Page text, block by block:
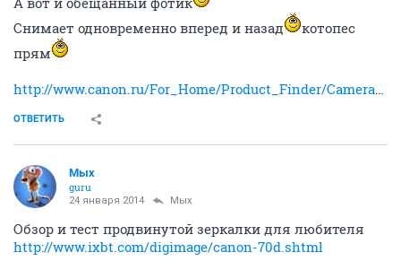
Снимает одновременно вперед и назад
котопес
прям
http://www.canon.ru/For_Home/Product_Finder/Cameras/Digital_Camera/PowerShot/powershot_n100/index.aspx
ОТВЕТИТЬ
Мых
guru
24 января 2014 Мых
Обзор и тест продвинутой зеркалки для любителя
http://www.ixbt.com/digimage/canon-70d.shtml